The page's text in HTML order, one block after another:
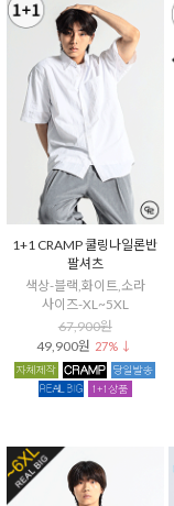
1+1 CRAMP 쿨링나일론반
팔셔츠
색상-블랙,화이트,소라
사이즈-XL~5XL
67,900원
49,900원 27% ↓